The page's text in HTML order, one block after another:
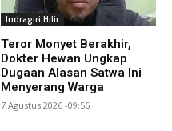
Indragiri Hilir
Teror Monyet Berakhir,
Dokter Hewan Ungkap
Dugaan Alasan Satwa Ini
Menyerang Warga
7 Agustus 2026 -09:56